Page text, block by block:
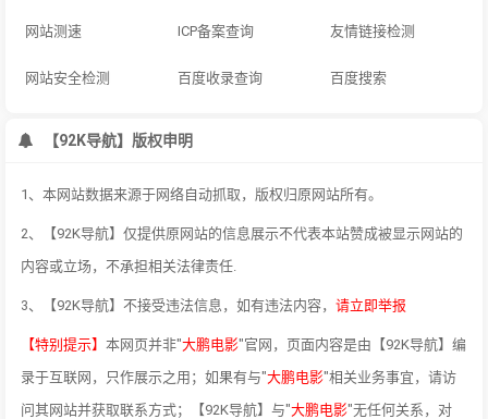
网站测速 ICP备案查询 友情链接检测
网站安全检测 百度收录查询 百度搜索
【92K导航】版权申明
1、本网站数据来源于网络自动抓取，版权归原网站所有。
2、【92K导航】仅提供原网站的信息展示不代表本站赞成被显示网站的
内容或立场，不承担相关法律责任.
3、【92K导航】不接受违法信息，如有违法内容， 请立即举报
【特别提示】 本网页并非"大鹏电影"官网，页面内容是由【92K导航】编
录于互联网，只作展示之用；如果有与"大鹏电影"相关业务事宜，请访
问其网站并获取联系方式；【92K导航】与"大鹏电影"无任何关系，对